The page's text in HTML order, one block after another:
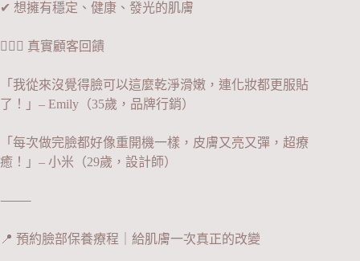
✔ 想擁有穩定、健康、發光的肌膚
👩‍❤️‍👩 真實顧客回饋
「我從來沒覺得臉可以這麼乾淨滑嫩，連化妝都更服貼
了！」– Emily（35歲，品牌行銷）
「每次做完臉都好像重開機一樣，皮膚又亮又彈，超療
癒！」– 小米（29歲，設計師）
⸻
📍 預約臉部保養療程｜給肌膚一次真正的改變